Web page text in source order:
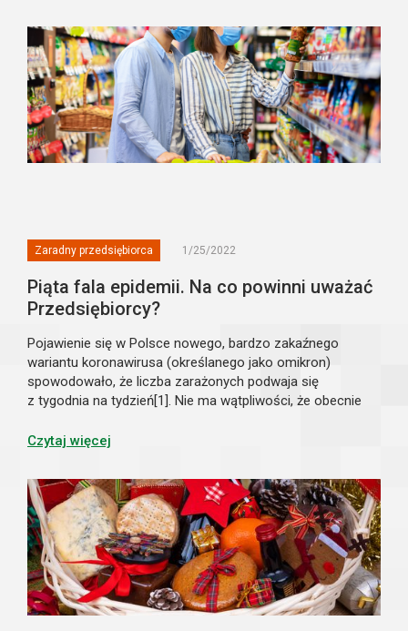
Zaradny przedsiębiorca 1/25/2022
Piąta fala epidemii. Na co powinni uważać
Przedsiębiorcy?
Pojawienie się w Polsce nowego, bardzo zakaźnego
wariantu koronawirusa (określanego jako omikron)
spowodowało, że liczba zarażonych podwaja się
z tygodnia na tydzień[1]. Nie ma wątpliwości, że obecnie
której szczyt jest jeszcze przed nami. Co...
Czytaj więcej